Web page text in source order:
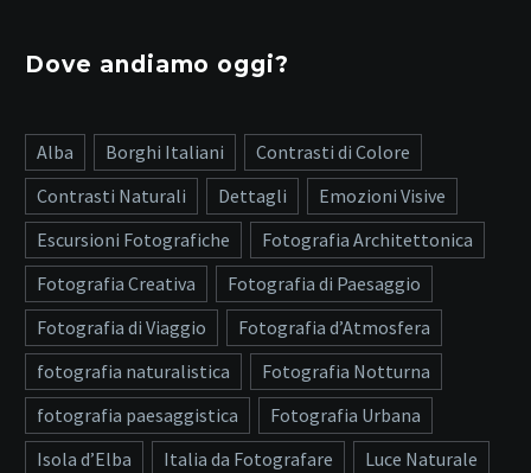
Dove andiamo oggi?
Alba Borghi Italiani
Contrasti di Colore
Contrasti Naturali
Dettagli
Emozioni Visive
Escursioni Fotografiche
Fotografia Architettonica
Fotografia Creativa
Fotografia di Paesaggio
Fotografia di Viaggio
Fotografia d’Atmosfera
fotografia naturalistica
Fotografia Notturna
fotografia paesaggistica
Fotografia Urbana
Isola d’Elba
Italia da Fotografare
Luce Naturale